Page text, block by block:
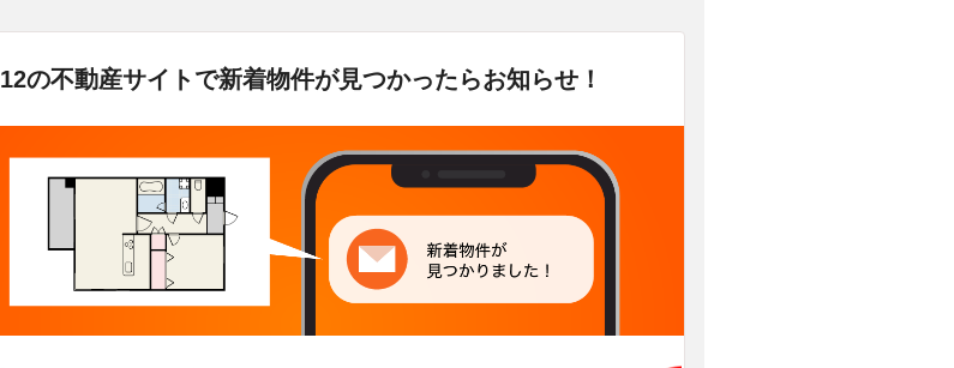
12の不動産サイトで新着物件が見つかったらお知らせ！